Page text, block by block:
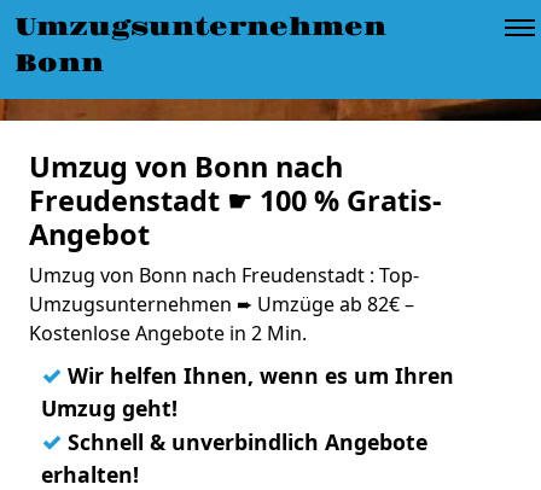
Umzugsunternehmen
Bonn
Umzug von Bonn nach
Freudenstadt ☛ 100 % Gratis-
Angebot
Umzug von Bonn nach Freudenstadt : Top-
Umzugsunternehmen ➨ Umzüge ab 82€ –
Kostenlose Angebote in 2 Min.
✓ Wir helfen Ihnen, wenn es um Ihren
Umzug geht!
✓ Schnell & unverbindlich Angebote
erhalten!